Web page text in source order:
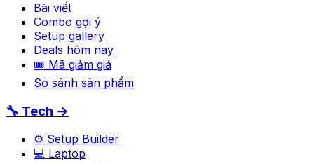
Bài viết
Combo gợi ý
Setup gallery
Deals hôm nay
🎟 Mã giảm giá
So sánh sản phẩm
🔧 Tech →
⚙️ Setup Builder
💻 Laptop